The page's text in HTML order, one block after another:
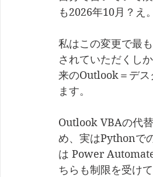
も2026年10月？え
私はこの変更で最
されていただくし
来のOutlook＝デス
ます。
Outlook VBAの代
め、実はPythonで
は Power
ちらも制限を受け